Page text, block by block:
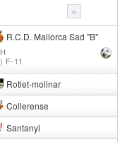
»
R.C.D. Mallorca Sad "B"
F-11
Rotlet-molinar
Collerense
Santanyi